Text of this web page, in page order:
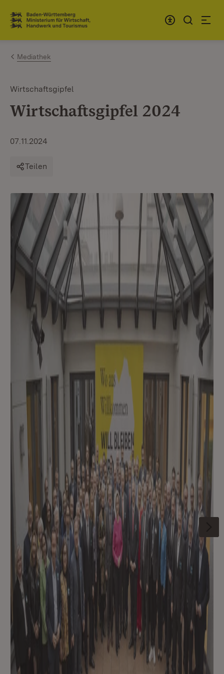
Zum Inhalt springen
Link zur Startseite
Mediathek
Wirtschaftsgipfel
Wirtschaftsgipfel 2024
07.11.2024
Teilen